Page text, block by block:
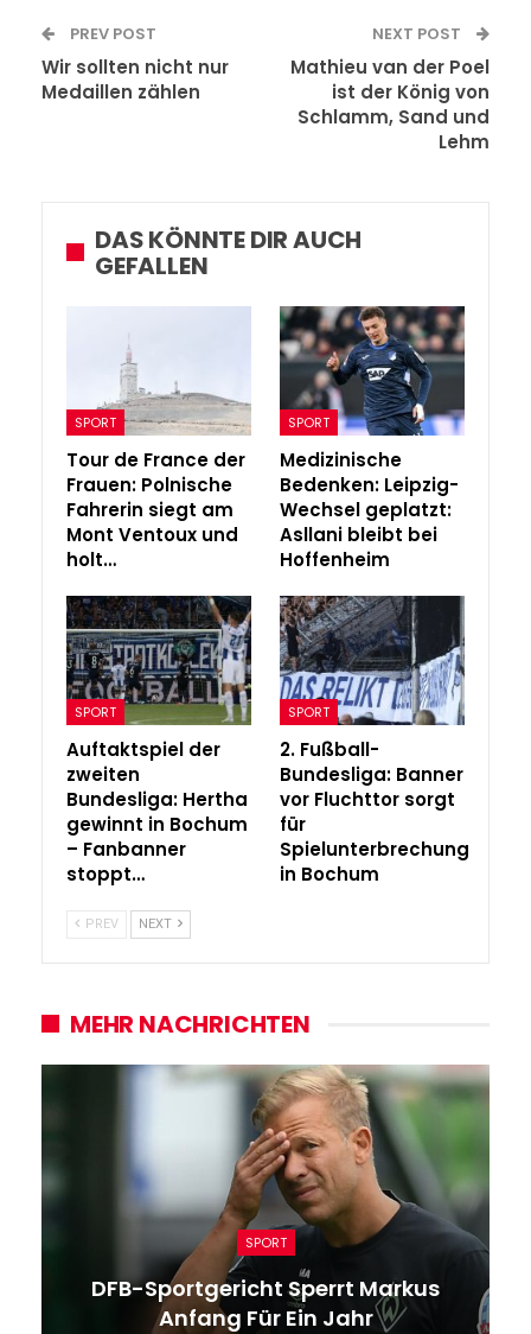
PREV POST
Wir sollten nicht nur
Medaillen zählen
NEXT POST
Mathieu van der Poel
ist der König von
Schlamm, Sand und
Lehm
DAS KÖNNTE DIR AUCH
GEFALLEN
SPORT
Tour de France der
Frauen: Polnische
Fahrerin siegt am
Mont Ventoux und
holt…
SPORT
Medizinische
Bedenken: Leipzig-
Wechsel geplatzt:
Asllani bleibt bei
Hoffenheim
SPORT
Auftaktspiel der
zweiten
Bundesliga: Hertha
gewinnt in Bochum
– Fanbanner
stoppt…
SPORT
2. Fußball-
Bundesliga: Banner
vor Fluchttor sorgt
für
Spielunterbrechung
in Bochum
PREV NEXT
MEHR NACHRICHTEN
SPORT
DFB-Sportgericht Sperrt Markus
Anfang Für Ein Jahr